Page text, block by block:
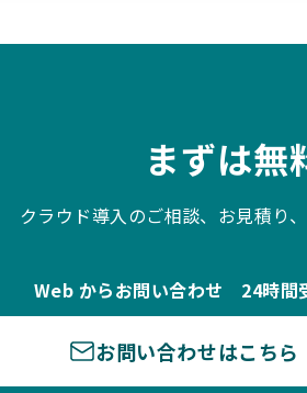
まずは無
クラウド導入のご相談、お見積り
Web からお問い合わせ 24時間
お問い合わせはこちら